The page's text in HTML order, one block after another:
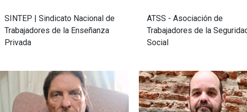
SINTEP | Sindicato Nacional de
Trabajadores de la Enseñanza
Privada
ATSS - Asociación de
Trabajadores de la
Social
Imagen Imagen